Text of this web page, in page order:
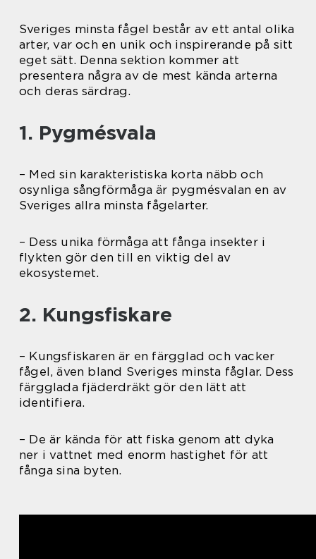
Sveriges minsta fågel består av ett antal olika
arter, var och en unik och inspirerande på sitt
eget sätt. Denna sektion kommer att
presentera några av de mest kända arterna
och deras särdrag.
1. Pygmésvala
– Med sin karakteristiska korta näbb och
osynliga sångförmåga är pygmésvalan en av
Sveriges allra minsta fågelarter.
– Dess unika förmåga att fånga insekter i
flykten gör den till en viktig del av
ekosystemet.
2. Kungsfiskare
– Kungsfiskaren är en färgglad och vacker
fågel, även bland Sveriges minsta fåglar. Dess
färgglada fjäderdräkt gör den lätt att
identifiera.
– De är kända för att fiska genom att dyka
ner i vattnet med enorm hastighet för att
fånga sina byten.